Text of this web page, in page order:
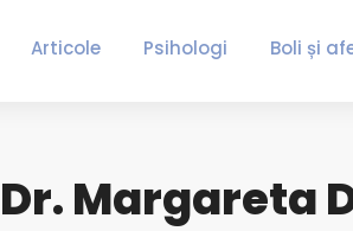
Articole Psihologi Boli și
Dr. Margareta